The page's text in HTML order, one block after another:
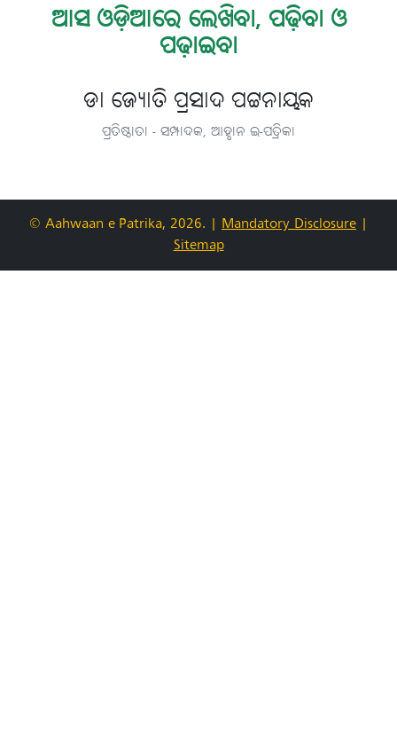
ଆସ ଓଡ଼ିଆରେ ଲେଖିବା, ପଢ଼ିବା ଓ
ପଢ଼ାଇବା
ଡା ଜ୍ୟୋତି ପ୍ରସାଦ ପଟ୍ଟନାୟକ
ପ୍ରତିଷ୍ଠାତା - ସମ୍ପାଦକ, ଆହ୍ବାନ ଇ-ପତ୍ରିକା
© Aahwaan e-Patrika, 2026. | Mandatory Disclosure |
Sitemap